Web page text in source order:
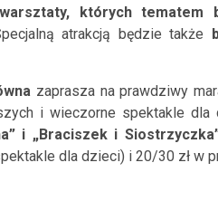
warsztaty, których tematem
atrakcją będzie także
zaprasza na prawdziwy
i wieczorne spektakle
i „Braciszek i
dla dzieci) i 20/30 zł w